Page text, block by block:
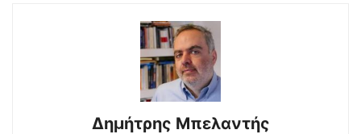
Δημήτρης Μπελαντής